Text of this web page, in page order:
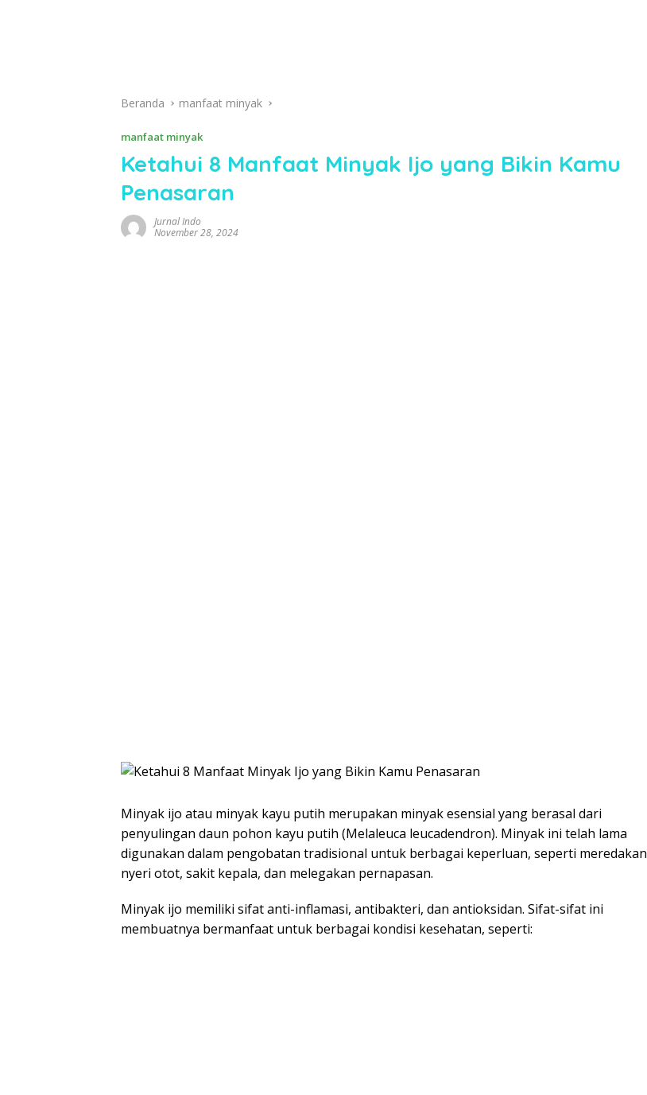
Beranda manfaat minyak
manfaat minyak
Ketahui 8 Manfaat Minyak Ijo yang Bikin Kamu
Penasaran
Jurnal Indo
November 28, 2024
Minyak ijo atau minyak kayu putih merupakan minyak esensial yang berasal dari
penyulingan daun pohon kayu putih (Melaleuca leucadendron). Minyak ini telah lama
digunakan dalam pengobatan tradisional untuk berbagai keperluan, seperti meredakan
nyeri otot, sakit kepala, dan melegakan pernapasan.
Minyak ijo memiliki sifat anti-inflamasi, antibakteri, dan antioksidan. Sifat-sifat ini
membuatnya bermanfaat untuk berbagai kondisi kesehatan, seperti: